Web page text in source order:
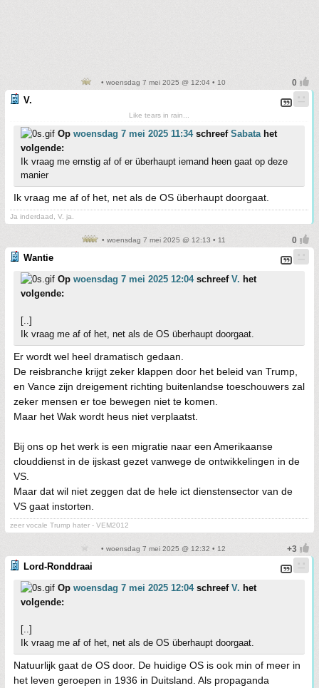
• woensdag 7 mei 2025 @ 12:04 • 10
V.
Like tears in rain...
Op woensdag 7 mei 2025 11:34schreef Sabata het
volgende:
Ik vraag me ernstig af of er überhaupt iemand heen gaat op deze
manier
Ik vraag me af of het, net als de OS überhaupt doorgaat.
Ja inderdaad, V. ja.
• woensdag 7 mei 2025 @ 12:13 • 11
Wantie
Op woensdag 7 mei 2025 12:04schreef V. het
volgende:
[..]
Ik vraag me af of het, net als de OS überhaupt doorgaat.
Er wordt wel heel dramatisch gedaan.
De reisbranche krijgt zeker klappen door het beleid van Trump,
en Vance zijn dreigement richting buitenlandse toeschouwers zal
zeker mensen er toe bewegen niet te komen.
Maar het Wak wordt heus niet verplaatst.
Bij ons op het werk is een migratie naar een Amerikaanse
clouddienst in de ijskast gezet vanwege de ontwikkelingen in de
VS.
Maar dat wil niet zeggen dat de hele ict dienstensector van de
VS gaat instorten.
zeer vocale Trump hater - VEM2012
• woensdag 7 mei 2025 @ 12:32 • 12
Lord-Ronddraai
Op woensdag 7 mei 2025 12:04schreef V. het
volgende:
[..]
Ik vraag me af of het, net als de OS überhaupt doorgaat.
Natuurlijk gaat de OS door. De huidige OS is ook min of meer in
het leven geroepen in 1936 in Duitsland. Als propaganda